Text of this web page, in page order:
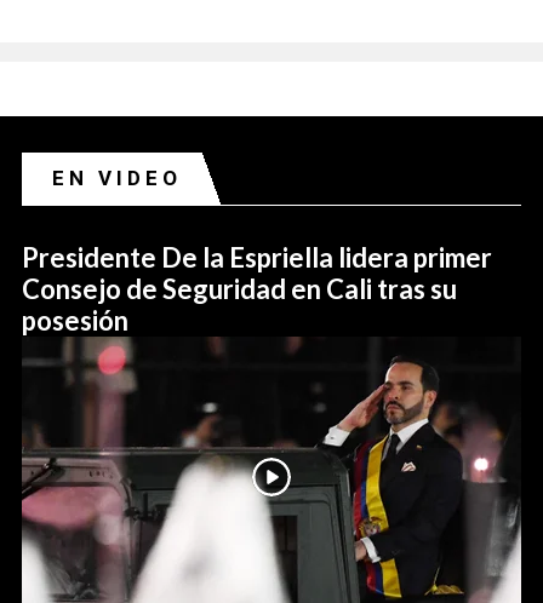
EN VIDEO
Presidente De la Espriella lidera primer
Consejo de Seguridad en Cali tras su
posesión